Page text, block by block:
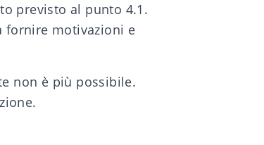
previsto al punto 4.1.
fornire motivazioni e
non è più possibile.